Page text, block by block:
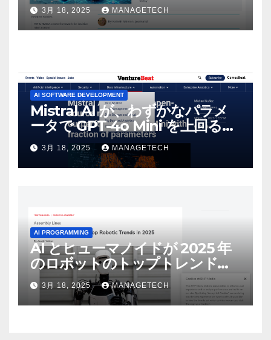
3月 18, 2025 MANAGETECH
AI SOFTWARE DEVELOPMENT
Mistral AI が、わずかなパラメ
ータで GPT-4o Mini を上回る新
しいオープンソース モデルをリ
リース | VentureBeat
3月 18, 2025 MANAGETECH
AI PROGRAMMING
AI とヒューマノイドが 2025 年
のロボットのトップトレンドに |
ASSEMBLY
3月 18, 2025 MANAGETECH